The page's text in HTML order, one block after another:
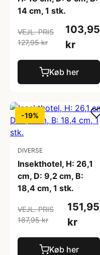
14 cm, 1 stk.
VEJL. PRIS
127,95 kr
103,95
kr
Køb her
-19%
DIVERSE
Insekthotel, H: 26,1
cm, D: 9,2 cm, B:
18,4 cm, 1 stk.
VEJL. PRIS
187,95 kr
151,95
kr
Køb her